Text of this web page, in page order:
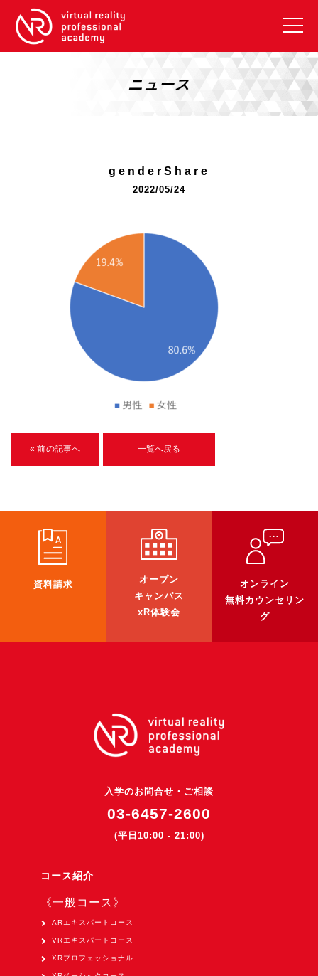
VRアカデミーとは
【2026年10月】ARエキスパートコース
《リスキリング補助金コース》
リスキリング補助金対象コース説明
U-15メタバースプログラミング講座
企業向け
《3DGS》
3DGSスキャンサービス
《最新プロダクト》
超体験★販促システム『XR Showcase Hub』2025年4月発売
バーチャルイベントプラットフォーム『MetaLiveStage』2025年
>XR Museum『Artlogue』開発中
Unity研修
Apple Vision Pro アプリ開発研修
ニュース
genderShare
2022/05/24
« 前の記事へ 一覧へ戻る
資料請求
オープン
キャンパス
xR体験会
オンライン
無料カウンセリン
グ
入学のお問合せ・ご相談
03-6457-2600
(平日10:00 - 21:00)
コース紹介
《一般コース》
ARエキスパートコース
VRエキスパートコース
XRプロフェッショナル